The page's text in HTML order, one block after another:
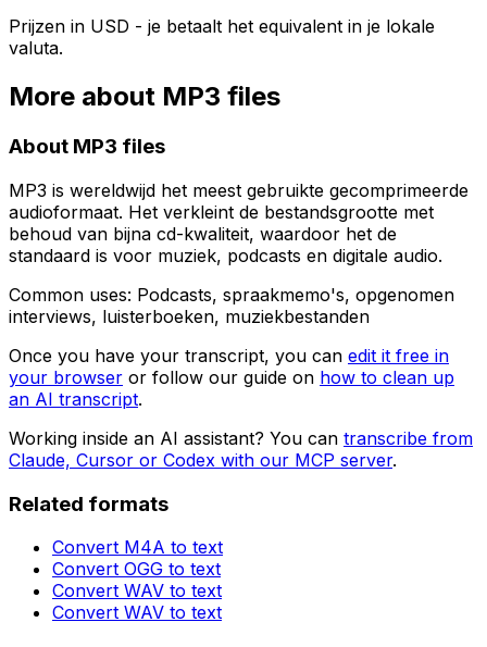
Prijzen in USD - je betaalt het equivalent in je lokale
valuta.
More about MP3 files
About MP3 files
MP3 is wereldwijd het meest gebruikte gecomprimeerde
audioformaat. Het verkleint de bestandsgrootte met
behoud van bijna cd-kwaliteit, waardoor het de
standaard is voor muziek, podcasts en digitale audio.
Common uses: Podcasts, spraakmemo's, opgenomen
interviews, luisterboeken, muziekbestanden
Once you have your transcript, you can edit it free in
your browser or follow our guide on how to clean up
an AI transcript.
Working inside an AI assistant? You can transcribe from
Claude, Cursor or Codex with our MCP server.
Related formats
Convert M4A to text
Convert OGG to text
Convert WAV to text
Convert WAV to text